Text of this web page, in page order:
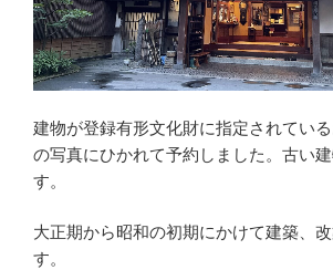
建物が登録有形文化財に指定されてい
の写真にひかれて予約しました。古い
す。
大正期から昭和の初期にかけて建築、
す。